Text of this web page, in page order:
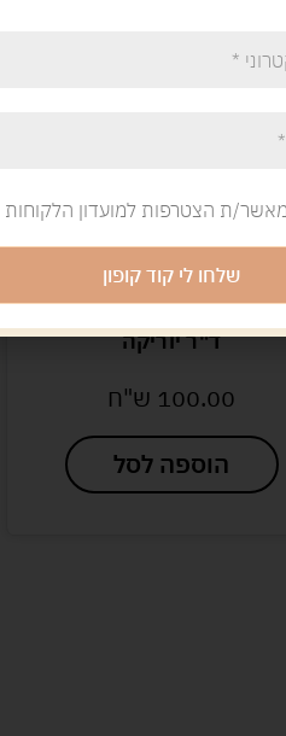
ת הצטרפות למועדון הלקוחות
שלחו לי קוד קופון